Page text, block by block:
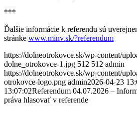
***
Ďalšie informácie k referendu sú
stránke www.minv.sk/?referendum
https://dolneotrokovce.sk/wp-content/
dolne_otrokovce-1.jpg 512 512 admin
https://dolneotrokovce.sk/wp-content/
otrokovce-logo.png admin2026-04-23
13:07:02Referendum 04.07.2026 –
práva hlasovať v referende